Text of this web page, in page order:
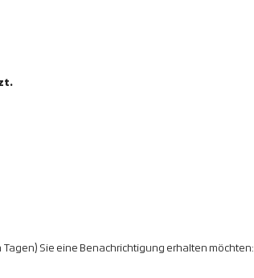
Tagen) Sie eine Benachrichtigung erhalten möchten: